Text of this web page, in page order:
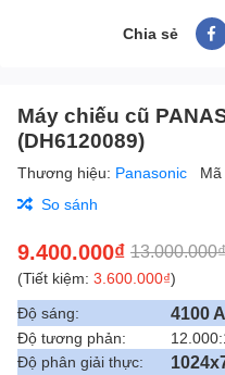
Chia sẻ
Máy chiếu cũ
(DH6120089)
Thương hiệu: Panasonic
So sánh
9.400.000₫ 13.000.000₫
(Tiết kiệm: 3.600.000₫)
Độ sáng:
4100
Độ tương phản:
Độ phân giải thực: